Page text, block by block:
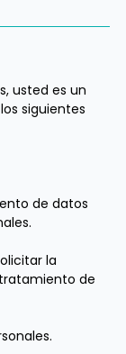
usted es un
siguientes
de datos
la
de